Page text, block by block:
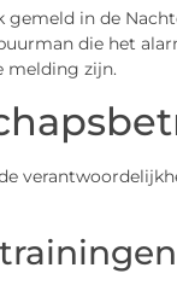
gemeld in de
die het
melding zijn.